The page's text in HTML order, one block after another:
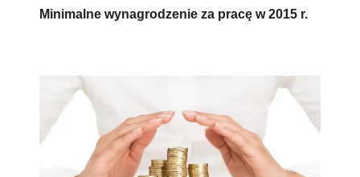
Minimalne wynagrodzenie za pracę w 2015 r.